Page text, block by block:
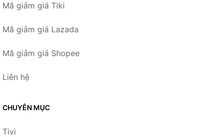
Mã giảm giá Tiki
Mã giảm giá Lazada
Mã giảm giá Shopee
Liên hệ
CHUYÊN MỤC
Tivi